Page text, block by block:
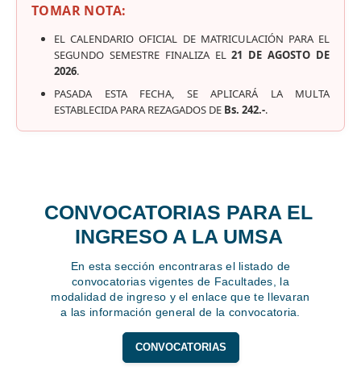
TOMAR NOTA:
EL CALENDARIO OFICIAL DE MATRICULACIÓN PARA EL
SEGUNDO SEMESTRE FINALIZA EL21 DE AGOSTO DE
2026.
PASADA ESTA FECHA, SE APLICARÁ LA MULTA
ESTABLECIDA PARA REZAGADOS DE Bs. 242.-.
CONVOCATORIAS PARA EL
INGRESO A LA UMSA
En esta sección encontraras el listado de
convocatorias vigentes de Facultades, la
modalidad de ingreso y el enlace que te llevaran
a las información general de la convocatoria.
CONVOCATORIAS